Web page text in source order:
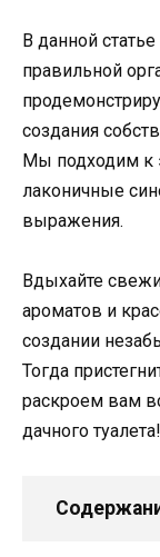
В данной
правильной
создания
Мы подходим к
лаконичные
выражения.
Вдыхайте
ароматов и
создании
Тогда
раскроем вам
дачного туалета!